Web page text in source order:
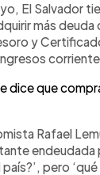
El Salvador
más
y
dice que
Rafael
país?’, pero